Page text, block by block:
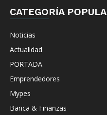
CATEGORÍA
Noticias
Actualidad
PORTADA
Emprendedores
Mypes
Banca & Finanzas